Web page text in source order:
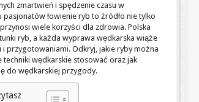
zmartwień i spędzenie czasu w
pasjonatów łowienie ryb to źródło nie tylko
wiele korzyści dla zdrowia. Polska
ryb, a każda wyprawa wędkarska wiąże
i przygotowaniami. Odkryj, jakie ryby można
techniki wędkarskie stosować oraz jak
do wędkarskiej przygody.